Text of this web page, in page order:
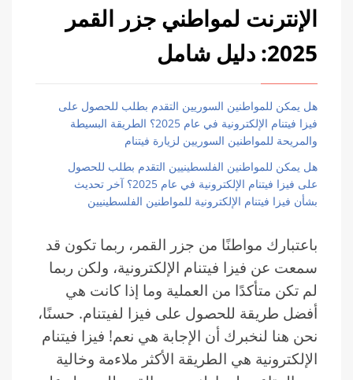
الإنترنت لمواطني جزر القمر
2025: دليل شامل
هل يمكن للمواطنين السوريين التقدم بطلب للحصول على
فيزا فيتنام الإلكترونية في عام 2025؟ الطريقة البسيطة
والمريحة للمواطنين السوريين لزيارة فيتنام
هل يمكن للمواطنين الفلسطينيين التقدم بطلب للحصول
على فيزا فيتنام الإلكترونية في عام 2025؟ آخر تحديث
بشأن فيزا فيتنام الإلكترونية للمواطنين الفلسطينيين
باعتبارك مواطنًا من جزر القمر، ربما تكون قد
سمعت عن فيزا فيتنام الإلكترونية، ولكن ربما
لم تكن متأكدًا من العملية وما إذا كانت هي
أفضل طريقة للحصول على فيزا لفيتنام. حسنًا،
نحن هنا لنخبرك أن الإجابة هي نعم! فيزا فيتنام
الإلكترونية هي الطريقة الأكثر ملاءمة وخالية